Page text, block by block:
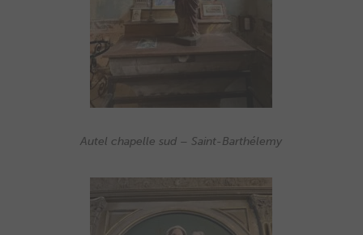
Autel chapelle sud – Saint-Barthélemy